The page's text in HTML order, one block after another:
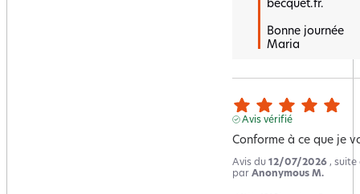
becquet.fr.
Bonne journée
Maria
Avis vérifié
Conforme à ce que je
Avis du 12/07/2026 , suite
par Anonymous M.